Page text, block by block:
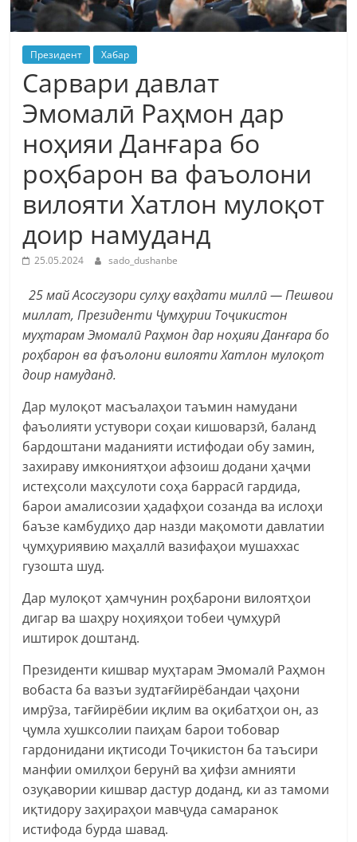
Президент Хабар
Сарвари давлат
Эмомалӣ Раҳмон дар
ноҳияи Данғара бо
роҳбарон ва фаъолони
вилояти Хатлон мулоқот
доир намуданд
25.05.2024 sado_dushanbe
25 май Асосгузори сулҳу ваҳдати миллӣ — Пешвои
миллат, Президенти Ҷумҳурии Тоҷикистон
муҳтарам Эмомалӣ Раҳмон дар ноҳияи Данғара бо
роҳбарон ва фаъолони вилояти Хатлон мулоқот
доир намуданд.
Дар мулоқот масъалаҳои таъмин намудани
фаъолияти устувори соҳаи кишоварзӣ, баланд
бардоштани маданияти истифодаи обу замин,
захираву имкониятҳои афзоиш додани ҳаҷми
истеҳсоли маҳсулоти соҳа баррасӣ гардида,
барои амалисозии ҳадафҳои созанда ва ислоҳи
баъзе камбудиҳо дар назди мақомоти давлатии
ҷумҳуриявию маҳаллӣ вазифаҳои мушаххас
гузошта шуд.
Дар мулоқот ҳамчунин роҳбарони вилоятҳои
дигар ва шаҳру ноҳияҳои тобеи ҷумҳурӣ
иштирок доштанд.
Президенти кишвар муҳтарам Эмомалӣ Раҳмон
вобаста ба вазъи зудтағйирёбандаи ҷаҳони
имрӯза, тағйирёбии иқлим ва оқибатҳои он, аз
ҷумла хушксолии паиҳам барои тобовар
гардонидани иқтисоди Тоҷикистон ба таъсири
манфии омилҳои берунӣ ва ҳифзи амнияти
озуқавории кишвар дастур доданд, ки аз тамоми
иқтидору заҳираҳои мавҷуда самаранок
истифода бурда шавад.